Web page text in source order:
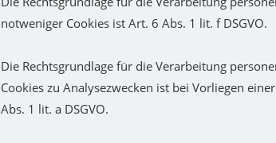
notweniger Cookies ist Art. 6 Abs. 1 lit. f DSGVO.
Die Rechtsgrundlage für die Verarbeitung
Cookies zu Analysezwecken ist bei Vorliegen
Abs. 1 lit. a DSGVO.